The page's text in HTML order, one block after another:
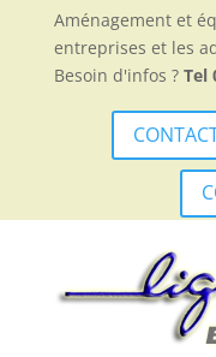
Aménagement et
entreprises et les
Besoin d'infos ? Tel